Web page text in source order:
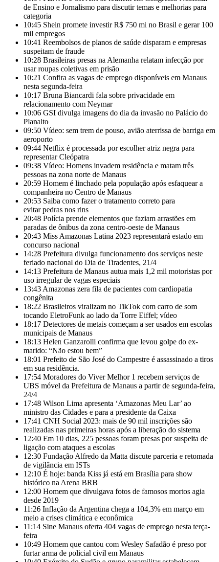
de Ensino e Jornalismo para discutir temas e melhorias para
categoria
10:45 Shein promete investir R$ 750 mi no Brasil e gerar 100
mil empregos
10:41 Reembolsos de planos de saúde disparam e empresas
suspeitam de fraude
10:28 Brasileiras presas na Alemanha relatam infecção por
usar roupas coletivas em prisão
10:21 Confira as vagas de emprego disponíveis em Manaus
nesta segunda-feira
10:17 Bruna Biancardi fala sobre privacidade em
relacionamento com Neymar
10:06 GSI divulga imagens do dia da invasão no Palácio do
Planalto
09:50 Vídeo: sem trem de pouso, avião aterrissa de barriga em
aeroporto
09:44 Netflix é processada por escolher atriz negra para
representar Cleópatra
09:38 Vídeo: Homens invadem residência e matam três
pessoas na zona norte de Manaus
20:59 Homem é linchado pela população após esfaquear a
companheira no Centro de Manaus
20:53 Saiba como fazer o tratamento correto para
evitar pedras nos rins
20:48 Polícia prende elementos que faziam arrastões em
paradas de ônibus da zona centro-oeste de Manaus
20:43 Miss Amazonas Latina 2023 representará estado em
concurso nacional
14:28 Prefeitura divulga funcionamento dos serviços neste
feriado nacional do Dia de Tiradentes, 21/4
14:13 Prefeitura de Manaus autua mais 1,2 mil motoristas por
uso irregular de vagas especiais
13:43 Amazonas zera fila de pacientes com cardiopatia
congênita
18:22 Brasileiros viralizam no TikTok com carro de som
tocando EletroFunk ao lado da Torre Eiffel; vídeo
18:17 Detectores de metais começam a ser usados em escolas
municipais de Manaus
18:13 Helen Ganzarolli confirma que levou golpe do ex-
marido: “Não estou bem”
18:01 Prefeito de São José do Campestre é assassinado a tiros
em sua residência.
17:54 Moradores do Viver Melhor 1 recebem serviços de
UBS móvel da Prefeitura de Manaus a partir de segunda-feira,
24/4
17:48 Wilson Lima apresenta ‘Amazonas Meu Lar’ ao
ministro das Cidades e para a presidente da Caixa
17:41 CNH Social 2023: mais de 90 mil inscrições são
realizadas nas primeiras horas após a liberação do sistema
12:40 Em 10 dias, 225 pessoas foram presas por suspeita de
ligação com ataques a escolas
12:30 Fundação Alfredo da Matta discute parceria e retomada
de vigilância em ISTs
12:10 É hoje: banda Kiss já está em Brasília para show
histórico na Arena BRB
12:00 Homem que divulgava fotos de famosos mortos agia
desde 2019
11:26 Inflação da Argentina chega a 104,3% em março em
meio a crises climática e econômica
11:14 Sine Manaus oferta 404 vagas de emprego nesta terça-
feira
10:49 Homem que cantou com Wesley Safadão é preso por
furtar arma de policial civil em Manaus